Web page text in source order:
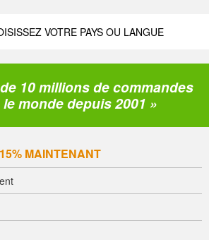
VOTRE PAYS OU LANGUE
10 millions de commandes
monde depuis 2001 »
MAINTENANT